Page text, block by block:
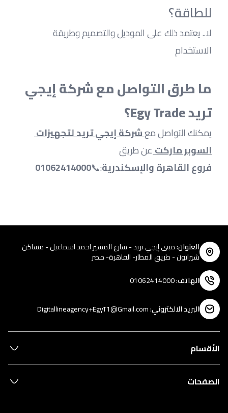
للطاقة؟
الاستخدام
تريد Egy Trade؟
يمكنك التواصل مع
شركة إيجي تريد لتجهيزات
السوبر ماركت عن طريق
فروع القاهرة والإسكندرية:📞
01062414000
العنوان:مبنى إيجي تريد - شارع المشير احمد اسماعيل - مساكن
شيراتون - طريق المطار- القاهرة- مصر
الهاتف:
01062414000
البريد الالكتروني:
Digitallineagency+EgyT1@Gmail.com
الأقسام
الصفحات